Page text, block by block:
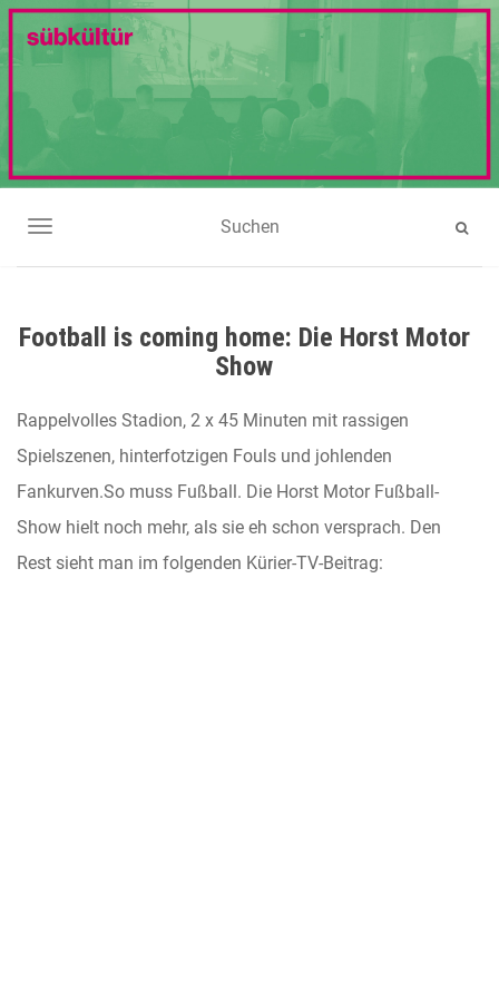
NAVIGATION UMSCHALTEN
Football is coming home: Die Horst Motor
Show
Rappelvolles Stadion, 2 x 45 Minuten mit rassigen
Spielszenen, hinterfotzigen Fouls und johlenden
Fankurven.So muss Fußball. Die Horst Motor Fußball-
Show hielt noch mehr, als sie eh schon versprach. Den
Rest sieht man im folgenden Kürier-TV-Beitrag: